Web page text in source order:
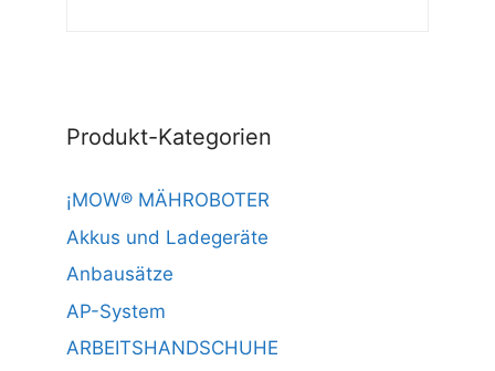
Produkt-Kategorien
¡MOW® MÄHROBOTER
Akkus und Ladegeräte
Anbausätze
AP-System
ARBEITSHANDSCHUHE